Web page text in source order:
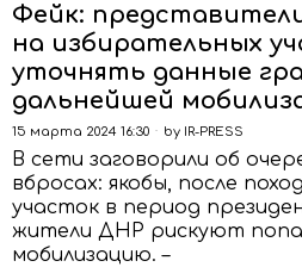
Фейк:
на избирательных
уточнять данные
дальнейшей
15 марта 2024 16:30 by IR-PRESS
В сети заговорили об
вбросах: якобы, после
участок в период
жители ДНР рискуют
мобилизацию. –